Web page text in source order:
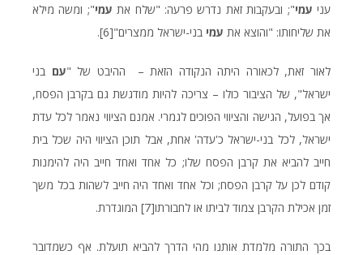
עני עמי"; ובעקבות זאת נדרש פרעה: "שלח את עמי"; ומשה מילא
את שליחותו: "והוצא את עמי בני-ישראל ממצרים"[6]
.
לאור זאת, לכאורה היתה הנקודה הזאת – ההיבט של "עם בני
ישראל", של הציבור כולו – צריכה להיות מודגשת גם בקרבן הפסח,
אך בפועל, הגישה והציווי הפוכים לגמרי. אמנם הציווי נאמר לכל עדת
ישראל, לכל בני-ישראל כ'עדה' אחת, אבל תוכן הציווי היה שכל בית
חייב להביא את קרבן הפסח שלו; כל אחד ואחד חייב היה להימנות
קודם לכן על קרבן הפסח; וכל אחד ואחד היה חייב לשהות בכל משך
זמן אכילת הקרבן צמוד לביתו או לחבורתו[7] המוגדרת.
בכך התורה מלמדת אותנו מהי הדרך להביא תועלת. אף כשמדובר